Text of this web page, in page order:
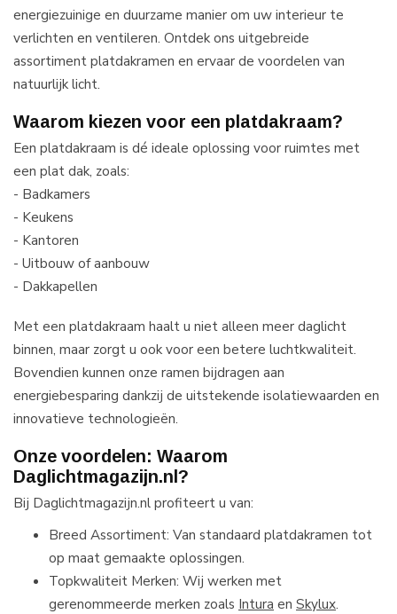
energiezuinige en duurzame manier om uw interieur te
verlichten en ventileren. Ontdek ons uitgebreide
assortiment platdakramen en ervaar de voordelen van
natuurlijk licht.
Waarom kiezen voor een platdakraam?
Een platdakraam is dé ideale oplossing voor ruimtes met
een plat dak, zoals:
- Badkamers
- Keukens
- Kantoren
- Uitbouw of aanbouw
- Dakkapellen
Met een platdakraam haalt u niet alleen meer daglicht
binnen, maar zorgt u ook voor een betere luchtkwaliteit.
Bovendien kunnen onze ramen bijdragen aan
energiebesparing dankzij de uitstekende isolatiewaarden en
innovatieve technologieën.
Onze voordelen: Waarom
Daglichtmagazijn.nl?
Bij Daglichtmagazijn.nl profiteert u van:
Breed Assortiment: Van standaard platdakramen tot
op maat gemaakte oplossingen.
Topkwaliteit Merken: Wij werken met
gerenommeerde merken zoals Intura en Skylux.